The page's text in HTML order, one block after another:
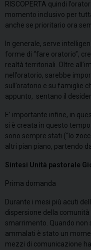
RISCOPERTA quindi
momento inclusivo per
anche se prioritario ora
In generale, serve
forme di “fare oratorio”,
realtà territoriali. Oltre
nell’oratorio, sarebbe
sull’oratorio e su famiglie
appunto, sentano il
E’ importante infine, in
si è creata in questo
sono sempre stati (“lo
altri pian piano, partendo
Sintesi Unità pastorale
Prima domanda
Durante i mesi più acuti
dispersione della
smarrimento. Quando non
ammalati è stato un
mezzi di comunicazione